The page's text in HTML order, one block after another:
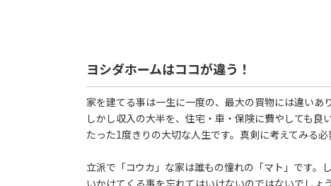
ヨシダホームはココが違う！
家を建てる事は一生に一度の、最大の買物には違いあ
しかし収入の大半を、住宅・車・保険に費やしても良
たった1度きりの大切な人生です。真剣に考えてみる
立派で「コウカ」な家は誰もの憧れの「マト」です
いかけてくる事を忘れてはいけないのではないでし